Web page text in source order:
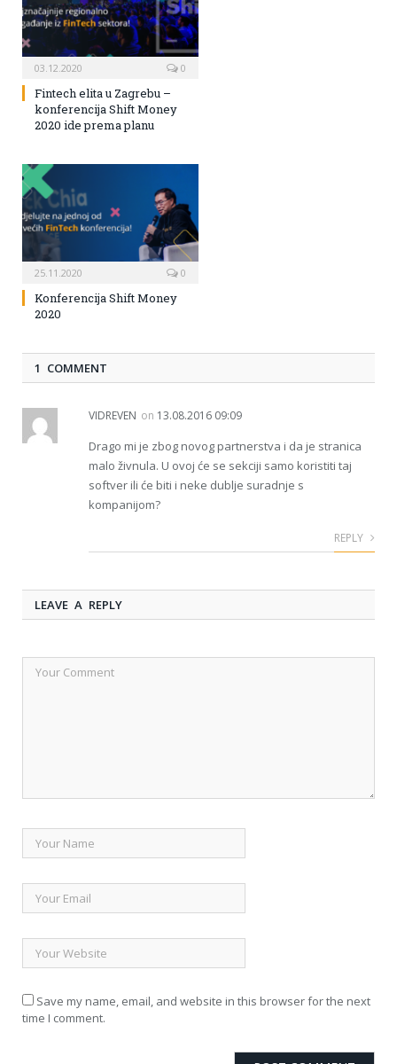
03.12.2020 0
Fintech elita u Zagrebu –
konferencija Shift Money
2020 ide prema planu
25.11.2020 0
Konferencija Shift Money
2020
1 COMMENT
VIDREVEN on 13.08.2016 09:09
Drago mi je zbog novog partnerstva i da je stranica
malo živnula. U ovoj će se sekciji samo koristiti taj
softver ili će biti i neke dublje suradnje s
kompanijom?
REPLY
LEAVE A REPLY
Save my name, email, and website in this browser for the next
time I comment.